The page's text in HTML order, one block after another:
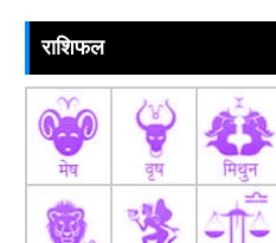
राशिफल